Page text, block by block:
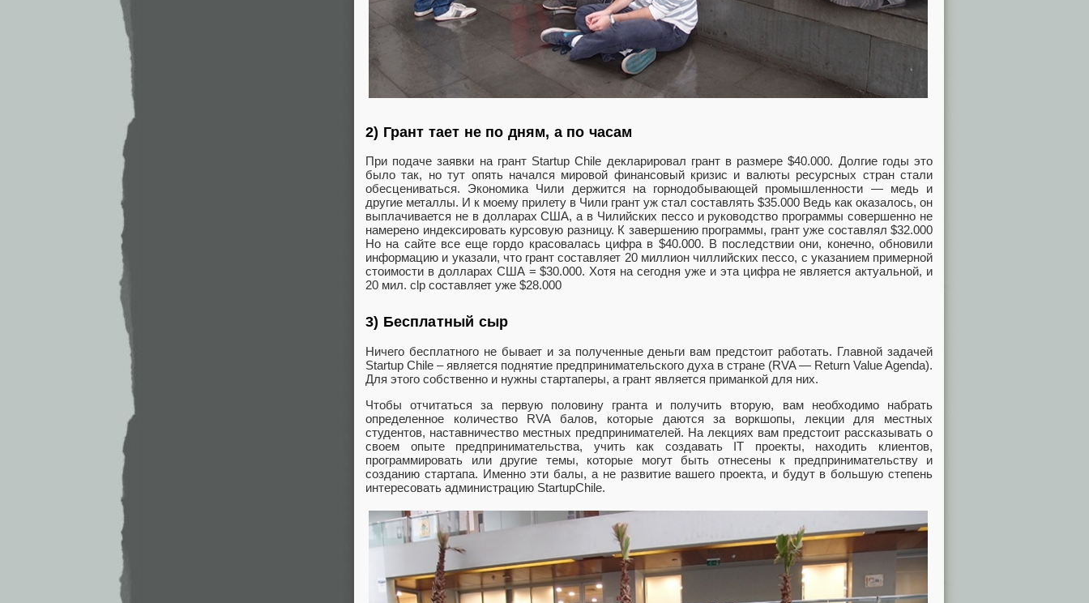
2) Грант тает не по дням, а по часам
При подаче заявки на грант Startup Chile декларировал грант в размере $40.000. Долгие годы это
было так, но тут опять начался мировой финансовый кризис и валюты ресурсных стран стали
обесцениваться. Экономика Чили держится на горнодобывающей промышленности — медь и
другие металлы. И к моему прилету в Чили грант уж стал составлять $35.000 Ведь как оказалось, он
выплачивается не в долларах США, а в Чилийских пессо и руководство программы совершенно не
намерено индексировать курсовую разницу. К завершению программы, грант уже составлял $32.000
Но на сайте все еще гордо красовалась цифра в $40.000. В последствии они, конечно, обновили
информацию и указали, что грант составляет 20 миллион чиллийских пессо, с указанием примерной
стоимости в долларах США = $30.000. Хотя на сегодня уже и эта цифра не является актуальной, и
20 мил. clp составляет уже $28.000
3) Бесплатный сыр
Ничего бесплатного не бывает и за полученные деньги вам предстоит работать. Главной задачей
Startup Chile – является поднятие предпринимательского духа в стране (RVA — Return Value Agenda).
Для этого собственно и нужны стартаперы, а грант является приманкой для них.
Чтобы отчитаться за первую половину гранта и получить вторую, вам необходимо набрать
определенное количество RVA балов, которые даются за воркшопы, лекции для местных
студентов, наставничество местных предпринимателей. На лекциях вам предстоит рассказывать о
своем опыте предпринимательства, учить как создавать IT проекты, находить клиентов,
программировать или другие темы, которые могут быть отнесены к предпринимательству и
созданию стартапа. Именно эти балы, а не развитие вашего проекта, и будут в большую степень
интересовать администрацию StartupChile.